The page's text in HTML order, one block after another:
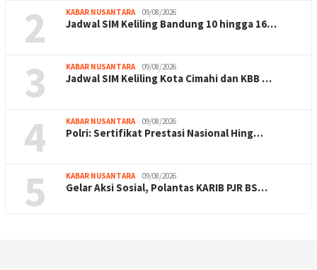
2 KABAR NUSANTARA 09/08/2026
Jadwal SIM Keliling Bandung 10 hingga 16…
3 KABAR NUSANTARA 09/08/2026
Jadwal SIM Keliling Kota Cimahi dan KBB …
4 KABAR NUSANTARA 09/08/2026
Polri: Sertifikat Prestasi Nasional Hing…
5 KABAR NUSANTARA 09/08/2026
Gelar Aksi Sosial, Polantas KARIB PJR BS…